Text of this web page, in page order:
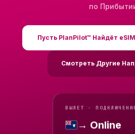
по
Пусть PlanPilot™ Найдёт
Смотреть Другие
ВЫЛЕТ ·
→ Online